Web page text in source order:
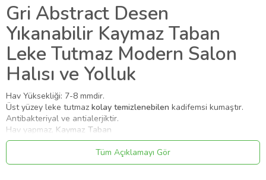
Gri Abstract Desen
Yıkanabilir Kaymaz Taban
Leke Tutmaz Modern Salon
Halısı ve Yolluk
Hav Yüksekliği: 7-8 mmdir.
Üst yüzey leke tutmaz kolay temizlenebilen kadifemsi kumaştır.
Antibakteriyal ve antialerjiktir.
Hav yapmaz, Kaymaz Taban
Kullanılan boyalar üst düzey canlılık ve parlaklık sağlar, uzun yıllar
4 mevsim kullanılabilir, dökülme ve koku yapmazdekoratif halıdır.
Tüm Açıklamayı Gör